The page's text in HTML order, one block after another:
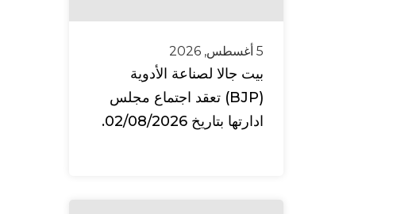
5 أغسطس, 2026
بيت جالا لصناعة الأدوية
(BJP) تعقد اجتماع مجلس
ادارتها بتاريخ 02/08/2026.